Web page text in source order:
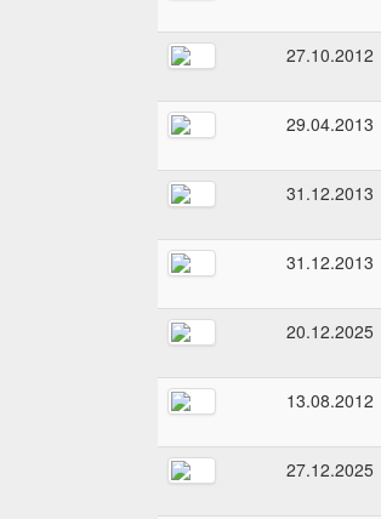
27.10.2012
29.04.2013
31.12.2013
31.12.2013
20.12.2025
13.08.2012
27.12.2025